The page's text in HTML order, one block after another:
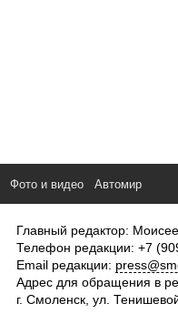
Фото и видео Автомир
Главный редактор:
Телефон редакции: +7
Email редакции:
Адрес для обращения в
г. Смоленск, ул.